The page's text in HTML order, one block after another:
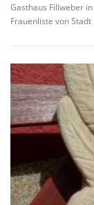
Gasthaus Fillweber
Frauenliste von